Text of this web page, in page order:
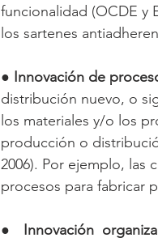
funcionalidad (OCDE y
los sartenes
● Innovación de
distribución nuevo, o
los materiales y/o los
producción o
2006). Por ejemplo, las
procesos para fabricar
● Innovación